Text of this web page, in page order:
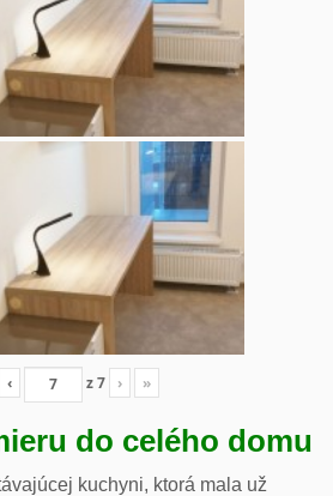
‹ z7 › »
do celého domu
kuchyni, ktorá mala už